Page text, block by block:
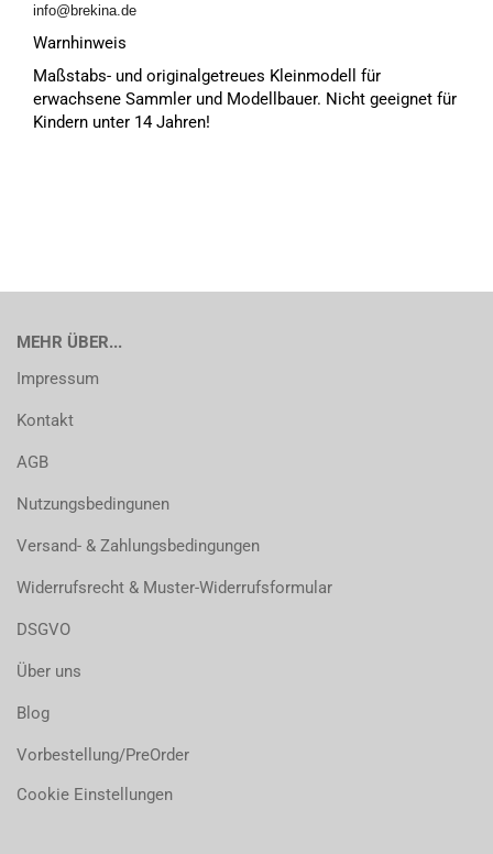
info@brekina.de
Warnhinweis
Maßstabs- und originalgetreues Kleinmodell für
erwachsene Sammler und Modellbauer. Nicht geeignet für
Kindern unter 14 Jahren!
MEHR ÜBER...
Impressum
Kontakt
AGB
Nutzungsbedingunen
Versand- & Zahlungsbedingungen
Widerrufsrecht & Muster-Widerrufsformular
DSGVO
Über uns
Blog
Vorbestellung/PreOrder
Cookie Einstellungen